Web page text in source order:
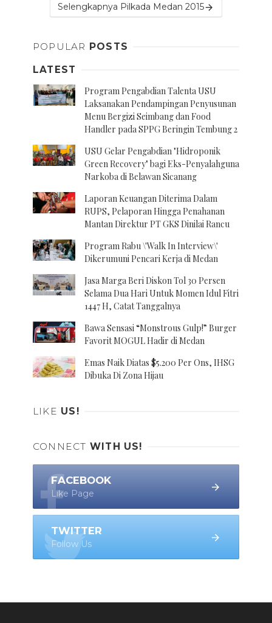
Selengkapnya Pilkada Medan 2015
POPULAR POSTS
LATEST
Program Pengabdian Talenta USU
Laksanakan Pendampingan Penyusunan
Menu Bergizi Seimbang dan Food
Handler pada SPPG Beringin Tembung 2
USU Gelar Pengabdian "Hidroponik
Green Recovery" bagi Eks-Penyalahguna
Narkoba di Belawan Sicanang
Laporan Keuangan Diterima Dalam
RUPS, Pelaporan Hingga Penahanan
Mantan Direktur PT GKS Dinilai Rancu
Program Rabu \'Walk In Interview\'
Dikerumuni Pencari Kerja di Medan
Jasa Marga Beri Diskon Tol 30 Persen
Selama Dua Hari Untuk Momen Idul Fitri
1447 H, Catat Tanggalnya
Bawa Sensasi “Monstrous Gulp!” Burger
Favorit MOGUL Hadir di Medan
Emas Naik Diatas $5.200 Per Ons, IHSG
Dibuka Di Zona Hijau
LIKE US!
CONNECT WITH US!
FACEBOOK
Like Page
TWITTER
Follow Us